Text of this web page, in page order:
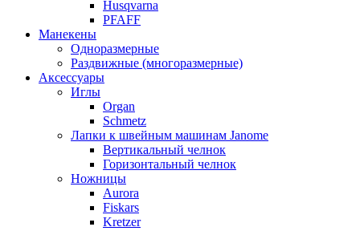
Husqvarna
PFAFF
Манекены
Одноразмерные
Раздвижные (многоразмерные)
Аксессуары
Иглы
Organ
Schmetz
Лапки к швейным машинам Janome
Вертикальный челнок
Горизонтальный челнок
Ножницы
Aurora
Fiskars
Kretzer